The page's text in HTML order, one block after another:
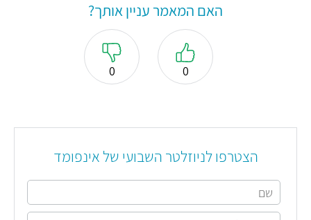
האם המאמר עניין אותך?
0
0
הצטרפו לניוזלטר השבועי של אינפומד